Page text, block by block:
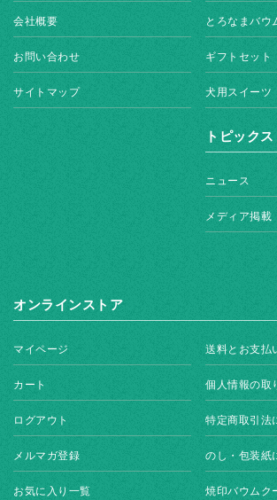
会社概要
お問い合わせ
サイトマップ
とろなまバウ
ギフトセット
犬用スイーツ
トピックス
ニュース
メディア掲載
オンラインストア
マイページ
カート
ログアウト
メルマガ登録
お気に入り一覧
送料とお支払
個人情報の取
特定商取引法
のし・包装紙
焼印バウムク